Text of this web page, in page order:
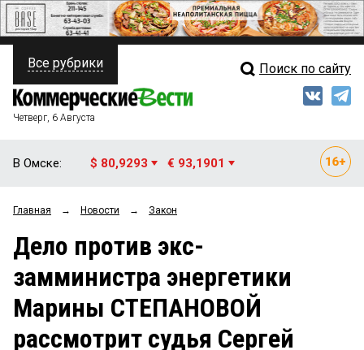
ПОЛИТИКА
ФИНАНСЫ
ОБЩЕСТВО
ЗАКОН
НОВОСТИ КОМПАНИЙ
Свежий выпуск
Блоги
Архив
Все рубрики Поиск по сайту
Четверг, 6 Августа
В Омске: $ 80,9293 € 93,1901
Главная → Новости → Закон
Дело против экс-
замминистра энергетики
Марины СТЕПАНОВОЙ
рассмотрит судья Сергей